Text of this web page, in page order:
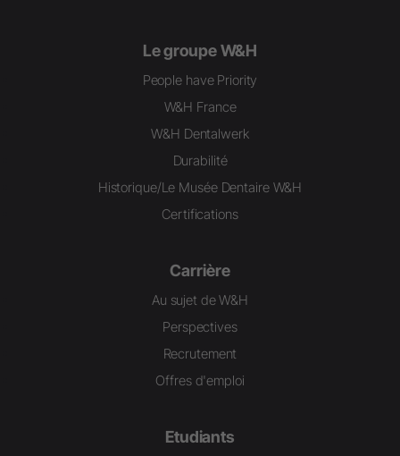
Le groupe W&H
People have Priority
W&H France
W&H Dentalwerk
Durabilité
Historique/Le Musée Dentaire W&H
Certifications
Carrière
Au sujet de W&H
Perspectives
Recrutement
Offres d'emploi
Etudiants